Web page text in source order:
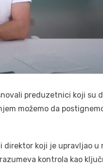
preduzetnici koji su
možemo da postignemo
direktor koji je upravljao u
kontrola kao